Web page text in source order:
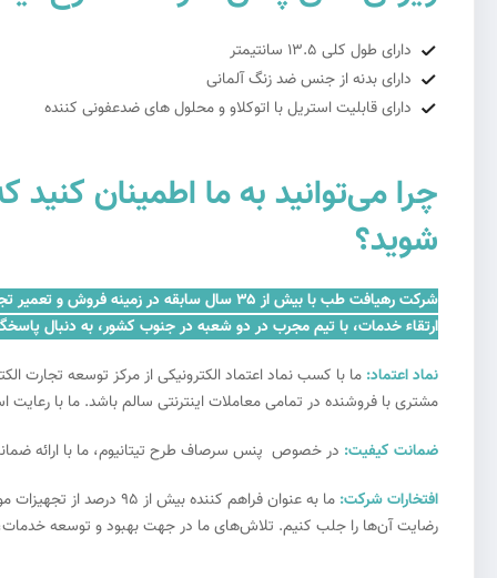
دارای طول کلی 13.5 سانتیمتر
دارای بدنه از جنس ضد زنگ آلمانی
دارای قابلیت استریل با اتوکلاو و محلول های ضدعفونی کننده
چرا می‌توانید به ما اطمینان
شوید؟
شرکت رهیافت طب با بیش از ۳۵ سال سابقه
ارتقاء خدمات، با تیم مجرب در دو شعبه در جنوب کشور، به دنبال
نماد اعتماد: ما با کسب نماد اعتماد الکترونیکی از مرکز توسعه
مشتری با فروشنده در تمامی معاملات اینترنتی سالم باشد. ما با
ضمانت کیفیت: در خصوص پنس سرصاف طرح تیتانیوم، ما با ارائه
افتخارات شرکت:
ما به عنوان فراهم
رضایت آن‌ها را جلب کنیم. تلاش‌های ما در جهت بهبود و توسعه خدمات،